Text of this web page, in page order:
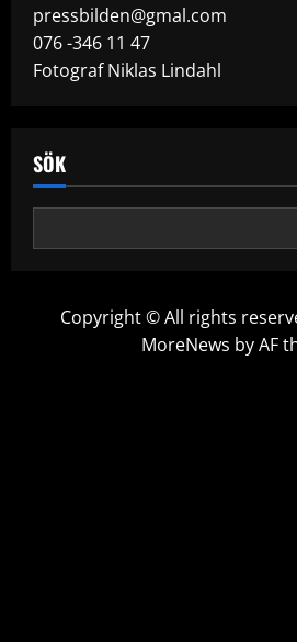
pressbilden@gmal.com
076 -346 11 47
Fotograf Niklas Lindahl
SÖK
Copyright © All rights
MoreNews by AF